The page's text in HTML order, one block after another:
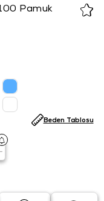
Pamuk
Beden Tablosu